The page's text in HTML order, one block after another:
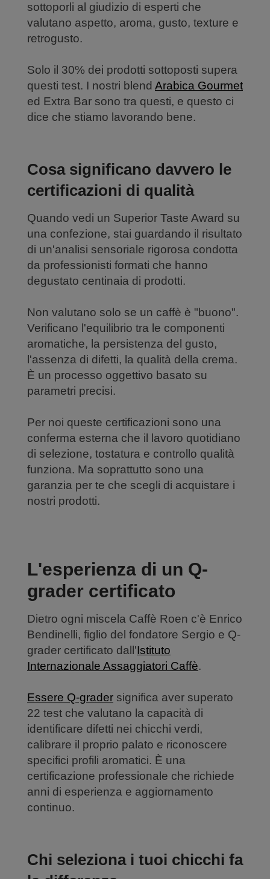
sottoporli al giudizio di esperti che
valutano aspetto, aroma, gusto, texture e
retrogusto.
Solo il 30% dei prodotti sottoposti supera
questi test. I nostri blend Arabica Gourmet
ed Extra Bar sono tra questi, e questo ci
dice che stiamo lavorando bene.
Cosa significano davvero le
certificazioni di qualità
Quando vedi un Superior Taste Award su
una confezione, stai guardando il risultato
di un'analisi sensoriale rigorosa condotta
da professionisti formati che hanno
degustato centinaia di prodotti.
Non valutano solo se un caffè è "buono".
Verificano l'equilibrio tra le componenti
aromatiche, la persistenza del gusto,
l'assenza di difetti, la qualità della crema.
È un processo oggettivo basato su
parametri precisi.
Per noi queste certificazioni sono una
conferma esterna che il lavoro quotidiano
di selezione, tostatura e controllo qualità
funziona. Ma soprattutto sono una
garanzia per te che scegli di acquistare i
nostri prodotti.
L'esperienza di un Q-
grader certificato
Dietro ogni miscela Caffè Roen c'è Enrico
Bendinelli, figlio del fondatore Sergio e Q-
grader certificato dall'Istituto
Internazionale Assaggiatori Caffè.
Essere Q-grader significa aver superato
22 test che valutano la capacità di
identificare difetti nei chicchi verdi,
calibrare il proprio palato e riconoscere
specifici profili aromatici. È una
certificazione professionale che richiede
anni di esperienza e aggiornamento
continuo.
Chi seleziona i tuoi chicchi fa